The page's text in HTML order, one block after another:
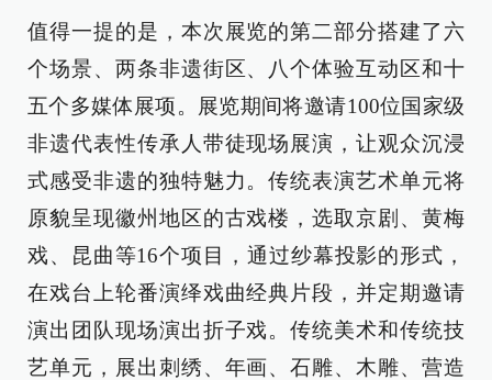
值得一提的是，本次展览的第二部分搭建了六
个场景、两条非遗街区、八个体验互动区和十
五个多媒体展项。展览期间将邀请100位国家级
非遗代表性传承人带徒现场展演，让观众沉浸
式感受非遗的独特魅力。传统表演艺术单元将
原貌呈现徽州地区的古戏楼，选取京剧、黄梅
戏、昆曲等16个项目，通过纱幕投影的形式，
在戏台上轮番演绎戏曲经典片段，并定期邀请
演出团队现场演出折子戏。传统美术和传统技
艺单元，展出刺绣、年画、石雕、木雕、营造